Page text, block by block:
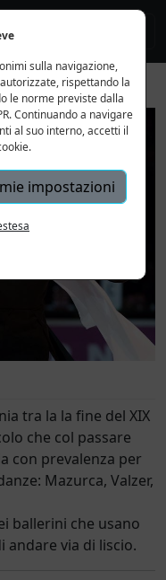
sulla navigazione,
rispettando la
le norme previste dalla
Continuando a navigare
al suo interno, accetti il
impostazioni
tra la la fine del XIX
che col passare
con prevalenza per
Mazurca, Valzer,
ballerini che usano
andare via di liscio.